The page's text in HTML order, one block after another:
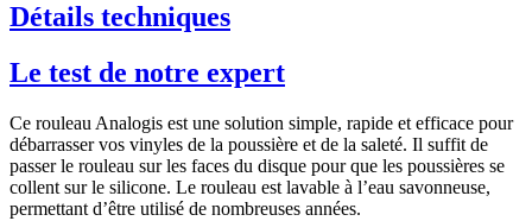
Détails techniques
Le test de notre expert
Ce rouleau Analogis est une solution simple, rapide et efficace pour
débarrasser vos vinyles de la poussière et de la saleté. Il suffit de
passer le rouleau sur les faces du disque pour que les poussières se
collent sur le silicone. Le rouleau est lavable à l’eau savonneuse,
permettant d’être utilisé de nombreuses années.